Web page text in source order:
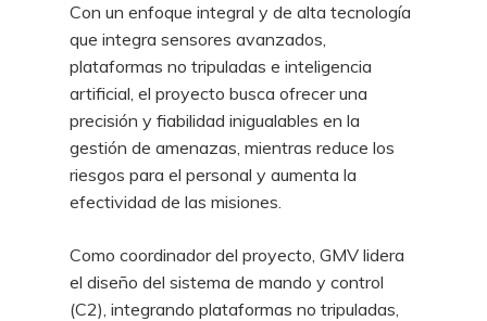
Con un enfoque integral y de alta tecnología
que integra sensores avanzados,
plataformas no tripuladas e inteligencia
artificial, el proyecto busca ofrecer una
precisión y fiabilidad inigualables en la
gestión de amenazas, mientras reduce los
riesgos para el personal y aumenta la
efectividad de las misiones.
Como coordinador del proyecto, GMV lidera
el diseño del sistema de mando y control
(C2), integrando plataformas no tripuladas,